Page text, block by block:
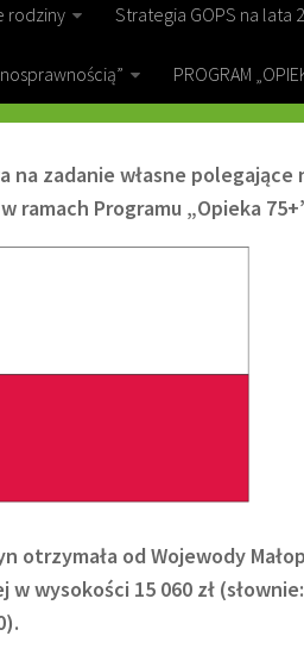
rodziny Strategia GOPS na lata
PROGRAM
PROGRAMU
na zadanie własne polegające
ramach Programu „Opieka
otrzymała od Wojewody
w wysokości 15 060 zł